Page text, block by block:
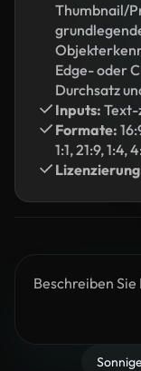
Thumbnail/
Edge- oder
Durchsatz
Inputs: Text-
Formate:
1:1, 21:9, 1:4,